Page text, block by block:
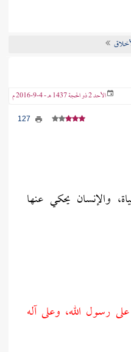
الأحد 2 ذو الحجة 1437 هـ - 4-9-2016 م
والإنسان يحكي عنها
رسول الله، وعلى آله